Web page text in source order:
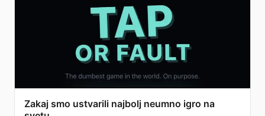
Zakaj smo ustvarili najbolj neumno igro na